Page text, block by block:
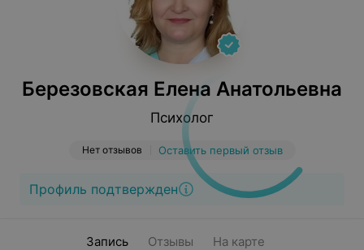
Березовская Елена Анатольевна
Психолог
Нет отзывов Оставить первый отзыв
Профиль подтвержден
Запись Отзывы На карте